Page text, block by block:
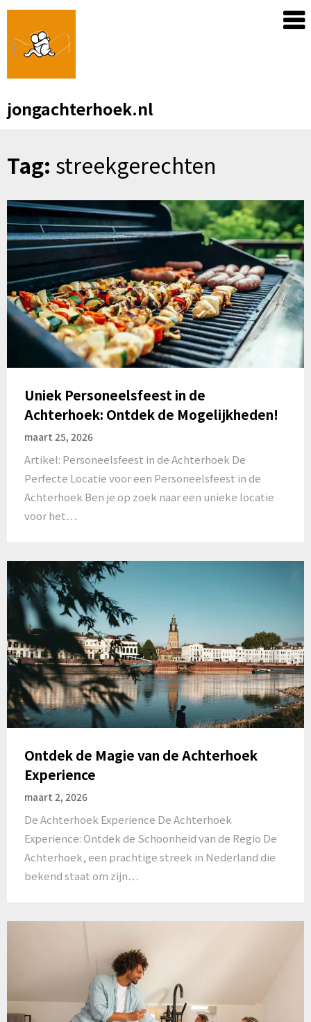
Skip
content
jongachterhoek.nl
Tag: streekgerechten
Uniek Personeelsfeest in de
Achterhoek: Ontdek de Mogelijkheden!
maart 25, 2026
Artikel: Personeelsfeest in de Achterhoek De
Perfecte Locatie voor een Personeelsfeest in de
Achterhoek Ben je op zoek naar een unieke locatie
voor het…
Ontdek de Magie van de Achterhoek
Experience
maart 2, 2026
De Achterhoek Experience De Achterhoek
Experience: Ontdek de Schoonheid van de Regio De
Achterhoek, een prachtige streek in Nederland die
bekend staat om zijn…